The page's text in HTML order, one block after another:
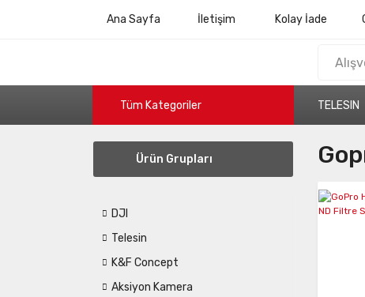
Ana Sayfa İletişim Kolay İade
Tüm Kategoriler TELESIN
Ürün Grupları
DJI
Telesin
K&F Concept
Aksiyon Kamera